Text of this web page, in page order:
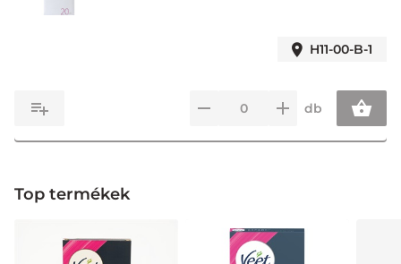
H11-00-B-1
db
Top termékek